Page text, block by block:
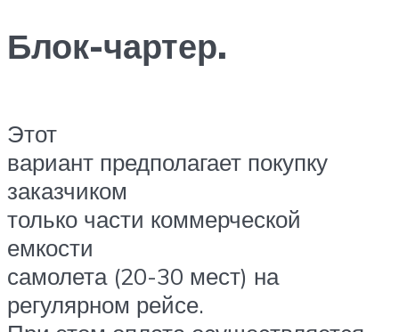
Блок-чартер.
Этот
вариант предполагает покупку
заказчиком
только части коммерческой
емкости
самолета (20-30 мест) на
регулярном рейсе.